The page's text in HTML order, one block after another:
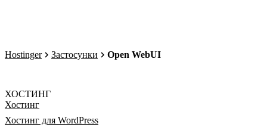
Hostinger Застосунки Open WebUI
ХОСТИНГ
Хостинг
Хостинг для WordPress